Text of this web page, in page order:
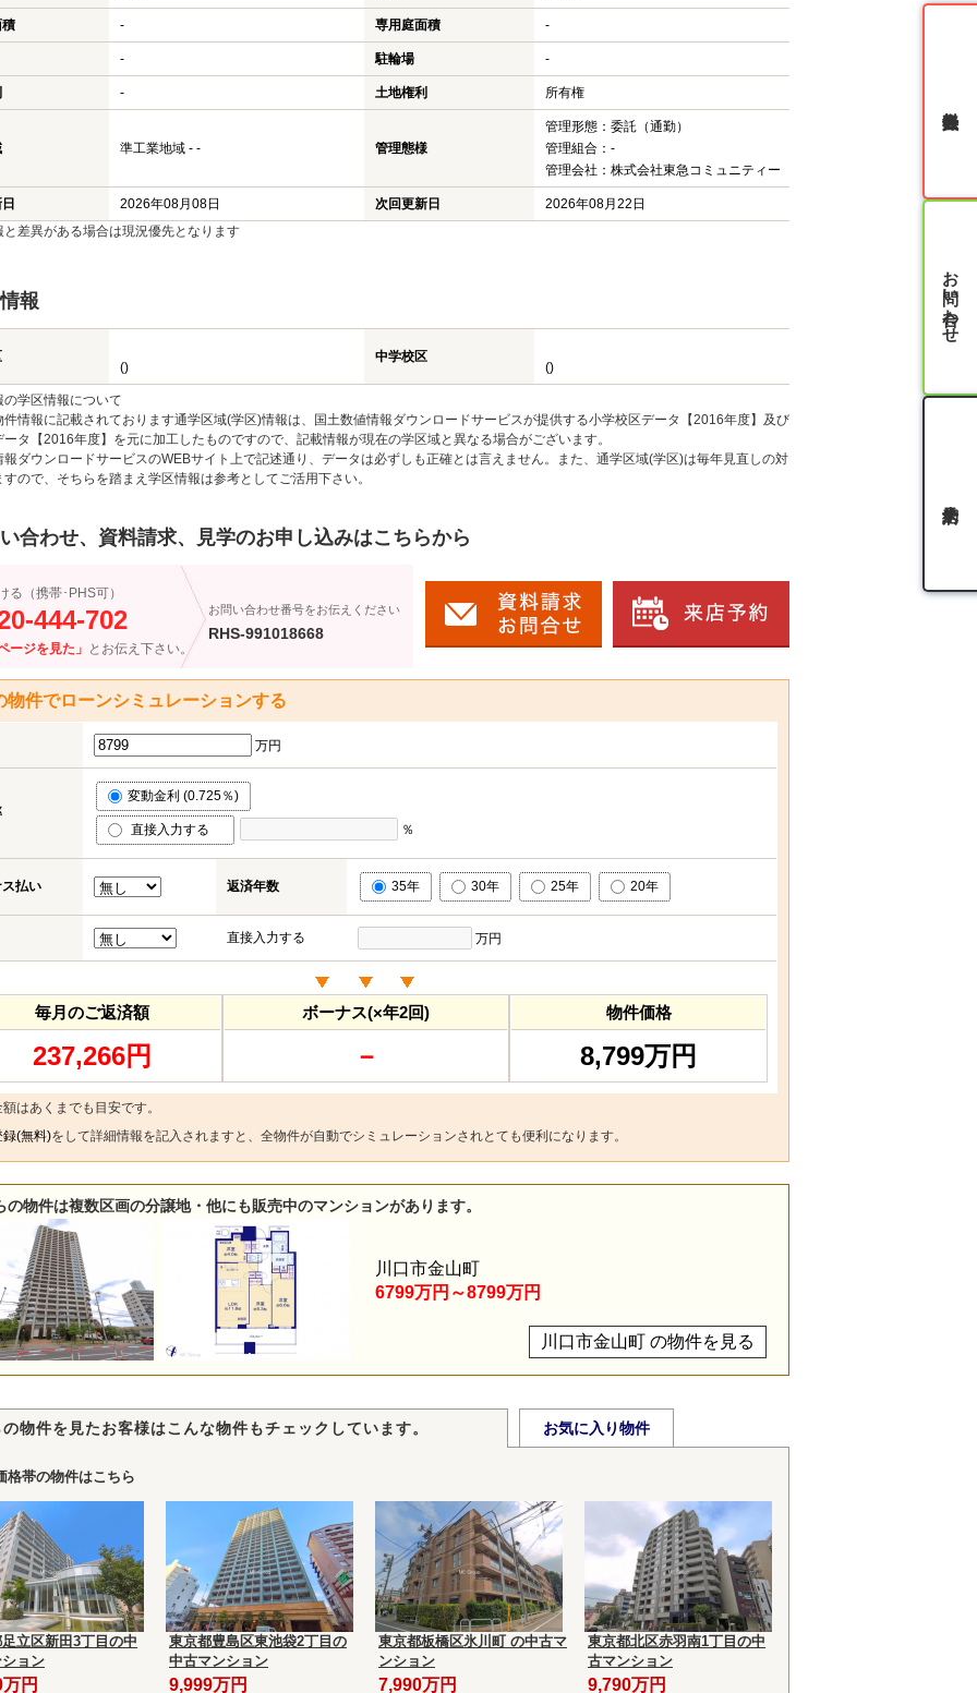
- 専用庭面積 -
- 駐輪場 -
- 土地権利 所有権
準工業地域 - - 管理態様
管理形態：委託（通勤）
管理組合：-
管理会社：株式会社東急コミュニティー
2026年08月08日 次回更新日
2026年08月22日
差異がある場合は現況優先となります
報
()
中学校区
()
学区情報について
件情報に記載されております通学区域(学区)情報は、国土数値情報ダウンロードサービスが提供する小学校区データ【2016年度】及び
ータ【2016年度】を元に加工したものですので、記載情報が現在の学区域と異なる場合がございます。
報ダウンロードサービスのWEBサイト上で記述通り、データは必ずしも正確とは言えません。また、通学区域(学区)は毎年見直しの対
ので、そちらを踏まえ学区情報は参考としてご活用下さい。
合わせ、資料請求、見学のお申し込みはこちらから
る（携帯･PHS可）
444-702
ージを見た」 とお伝え下さい。
お問い合わせ番号をお伝えください
RHS-991018668
物件でローンシミュレーションする
万円
変動金利 (0.725％)
直接入力する ％
払い 返済年数 35年 30年 25年 20年
直接入力する 万円
毎月のご返済額
237,266円
ボーナス(×年2回)
－
物件価格
8,799万円
はあくまでも目安です。
録(無料)をして詳細情報を記入されますと、全物件が自動でシミュレーションされとても便利になります。
の物件は複数区画の分譲地・他にも販売中のマンションがあります。
川口市金山町 の物件を見る
川口市金山町
6799万円～8799万円
物件を見たお客様はこんな物件もチェックしています。 お気に入り物件
格帯の物件はこちら
立区新田3丁目の中
ョン
円
東京都豊島区東池袋2丁目の
中古マンション
9,999万円
東京都板橋区氷川町 の中古マ
ンション
7,990万円
東京都北区赤羽南1丁目の中
古マンション
9,790万円
お問い合わせ